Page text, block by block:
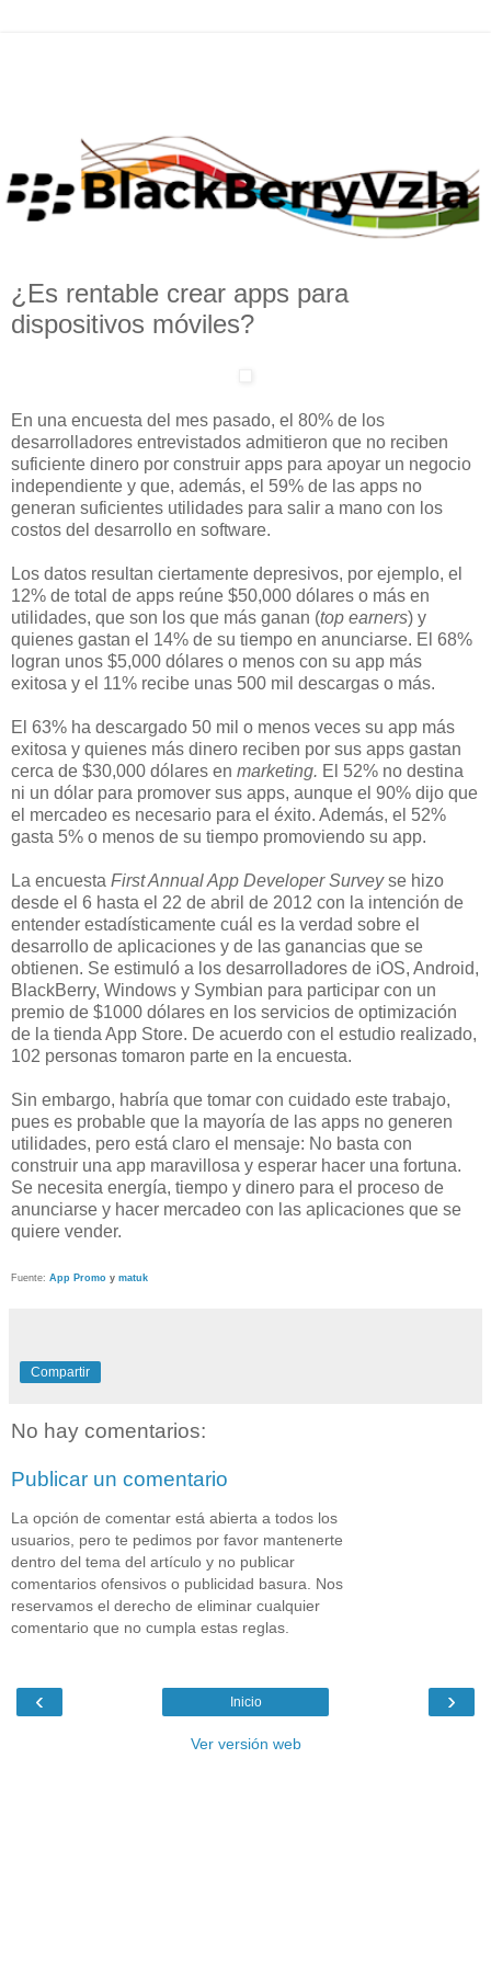
¿Es rentable crear apps para
dispositivos móviles?
En una encuesta del mes pasado, el 80% de los
desarrolladores entrevistados admitieron que no reciben
suficiente dinero por construir apps para apoyar un negocio
independiente y que, además, el 59% de las apps no
generan suficientes utilidades para salir a mano con los
costos del desarrollo en software.
Los datos resultan ciertamente depresivos, por ejemplo, el
12% de total de apps reúne $50,000 dólares o más en
utilidades, que son los que más ganan (top earners) y
quienes gastan el 14% de su tiempo en anunciarse. El 68%
logran unos $5,000 dólares o menos con su app más
exitosa y el 11% recibe unas 500 mil descargas o más.
El 63% ha descargado 50 mil o menos veces su app más
exitosa y quienes más dinero reciben por sus apps gastan
cerca de $30,000 dólares en marketing. El 52% no destina
ni un dólar para promover sus apps, aunque el 90% dijo que
el mercadeo es necesario para el éxito. Además, el 52%
gasta 5% o menos de su tiempo promoviendo su app.
La encuesta First Annual App Developer Surveyse hizo
desde el 6 hasta el 22 de abril de 2012 con la intención de
entender estadísticamente cuál es la verdad sobre el
desarrollo de aplicaciones y de las ganancias que se
obtienen. Se estimuló a los desarrolladores de iOS, Android,
BlackBerry, Windows y Symbian para participar con un
premio de $1000 dólares en los servicios de optimización
de la tienda App Store. De acuerdo con el estudio realizado,
102 personas tomaron parte en la encuesta.
Sin embargo, habría que tomar con cuidado este trabajo,
pues es probable que la mayoría de las apps no generen
utilidades, pero está claro el mensaje: No basta con
construir una app maravillosa y esperar hacer una fortuna.
Se necesita energía, tiempo y dinero para el proceso de
anunciarse y hacer mercadeo con las aplicaciones que se
quiere vender.
Fuente: App Promo y matuk
Compartir
No hay comentarios:
Publicar un comentario
La opción de comentar está abierta a todos los
usuarios, pero te pedimos por favor mantenerte
dentro del tema del artículo y no publicar
comentarios ofensivos o publicidad basura. Nos
reservamos el derecho de eliminar cualquier
comentario que no cumpla estas reglas.
‹ ›
Inicio
Ver versión web